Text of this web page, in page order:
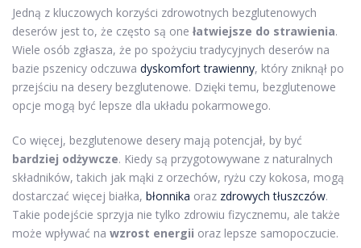
Jedną z kluczowych korzyści zdrowotnych bezglutenowych
deserów jest to, że często są one łatwiejsze do strawienia.
Wiele osób zgłasza, że po spożyciu tradycyjnych deserów na
bazie pszenicy odczuwa dyskomfort trawienny, który zniknął po
przejściu na desery bezglutenowe. Dzięki temu, bezglutenowe
opcje mogą być lepsze dla układu pokarmowego.
Co więcej, bezglutenowe desery mają potencjał, by być
bardziej odżywcze. Kiedy są przygotowywane z naturalnych
składników, takich jak mąki z orzechów, ryżu czy kokosa, mogą
dostarczać więcej białka, błonnika oraz zdrowych tłuszczów.
Takie podejście sprzyja nie tylko zdrowiu fizycznemu, ale także
może wpływać na wzrost energii oraz lepsze samopoczucie.